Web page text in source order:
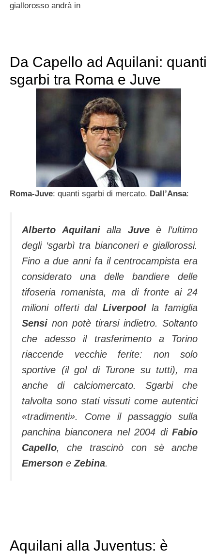
giallorosso andrà in
Da Capello ad Aquilani: quanti
sgarbi tra Roma e Juve
Roma-Juve: quanti sgarbi di mercato. Dall’Ansa:
Alberto Aquilanialla Juveè l’ultimo
degli ‘sgarbì tra bianconeri e giallorossi.
Fino a due anni fa il centrocampista era
considerato una delle bandiere delle
tifoseria romanista, ma di fronte ai 24
milioni offerti dal Liverpoolla famiglia
Sensi non potè tirarsi indietro. Soltanto
che adesso il trasferimento a Torino
riaccende vecchie ferite: non solo
sportive (il gol di Turone su tutti), ma
anche di calciomercato. Sgarbi che
talvolta sono stati vissuti come autentici
«tradimenti». Come il passaggio sulla
panchina bianconera nel 2004 di Fabio
Capello, che trascinò con sè anche
Emerson eZebina.
Aquilani alla Juventus: è